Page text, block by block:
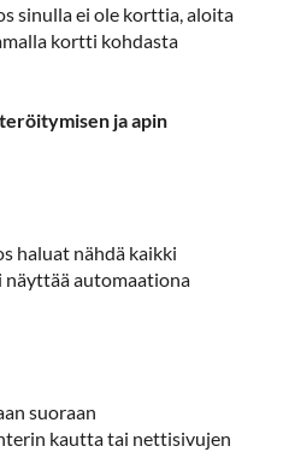
sinulla ei ole korttia, aloita
kortti kohdasta
ja apin
haluat nähdä kaikki
automaationa
suoraan
kautta tai nettisivujen